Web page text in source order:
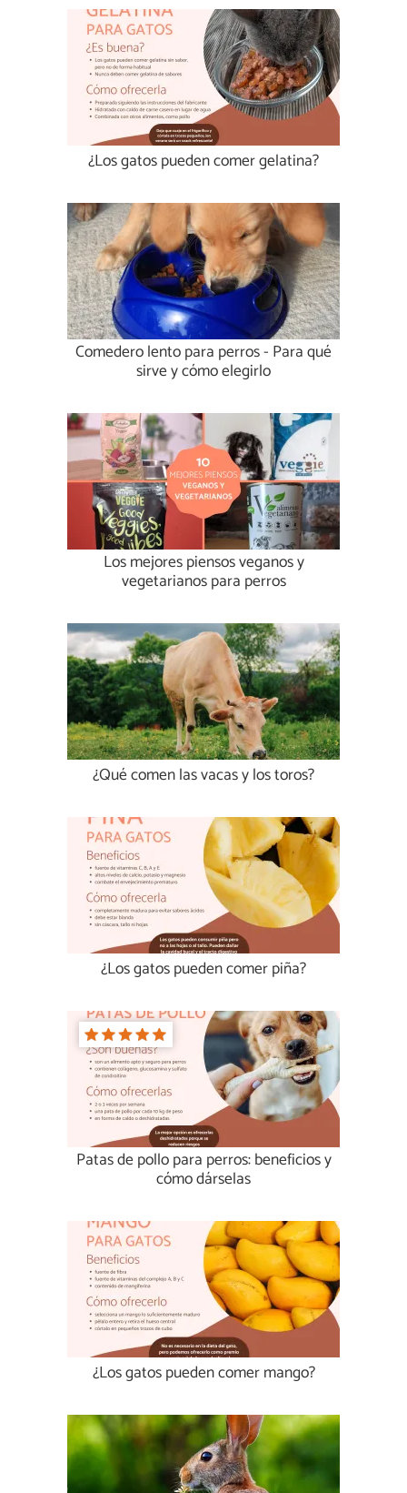
¿Los gatos pueden comer gelatina?
Comedero lento para perros - Para qué
sirve y cómo elegirlo
Los mejores piensos veganos y
vegetarianos para perros
¿Qué comen las vacas y los toros?
¿Los gatos pueden comer piña?
Patas de pollo para perros: beneficios y
cómo dárselas
¿Los gatos pueden comer mango?